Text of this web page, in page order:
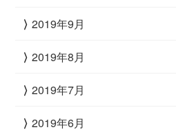
2019年9月
2019年8月
2019年7月
2019年6月